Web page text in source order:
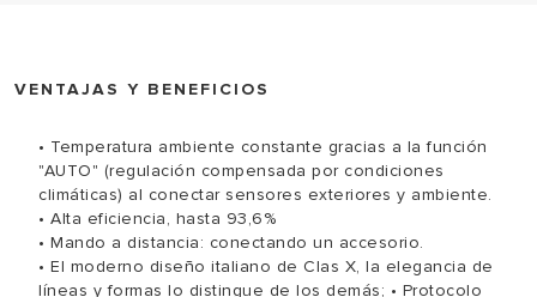
VENTAJAS Y BENEFICIOS
• Temperatura ambiente constante gracias a la función
"AUTO" (regulación compensada por condiciones
climáticas) al conectar sensores exteriores y ambiente.
• Alta eficiencia, hasta 93,6%
• Mando a distancia: conectando un accesorio.
• El moderno diseño italiano de Clas X, la elegancia de
líneas y formas lo distingue de los demás; • Protocolo